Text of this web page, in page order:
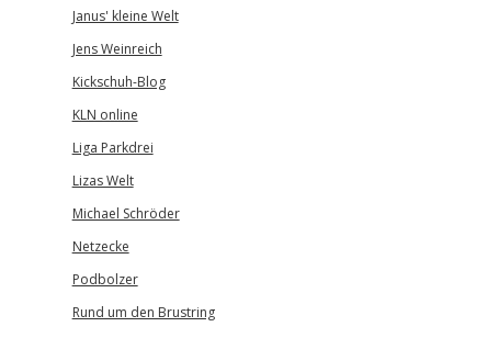
Janus' kleine Welt
Jens Weinreich
Kickschuh-Blog
KLN online
Liga Parkdrei
Lizas Welt
Michael Schröder
Netzecke
Podbolzer
Rund um den Brustring